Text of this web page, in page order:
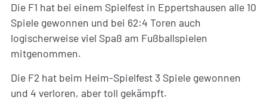
Die F1 hat bei einem Spielfest in Eppertshausen alle 10
Spiele gewonnen und bei 62:4 Toren auch
logischerweise viel Spaß am Fußballspielen
mitgenommen.
Die F2 hat beim Heim-Spielfest 3 Spiele gewonnen
und 4 verloren, aber toll gekämpft.